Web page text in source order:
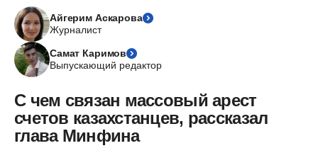
Айгерим Аскарова
Журналист
Самат Каримов
Выпускающий редактор
С чем связан массовый арест
счетов казахстанцев, рассказал
глава Минфина